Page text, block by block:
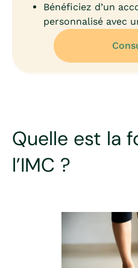
Bénéficiez d’un
personnalisé avec
Quelle est la
l’IMC ?